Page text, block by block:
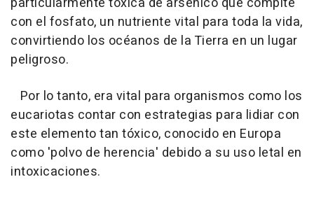
con el fosfato, un nutriente vital para toda la vida,
convirtiendo los océanos de la Tierra en un lugar
peligroso.
Por lo tanto, era vital para organismos como los
eucariotas contar con estrategias para lidiar con
este elemento tan tóxico, conocido en Europa
como 'polvo de herencia' debido a su uso letal en
intoxicaciones.